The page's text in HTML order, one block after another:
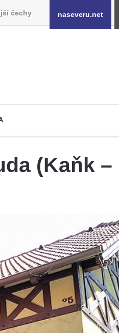
čechy naseveru.net
(Kaňk